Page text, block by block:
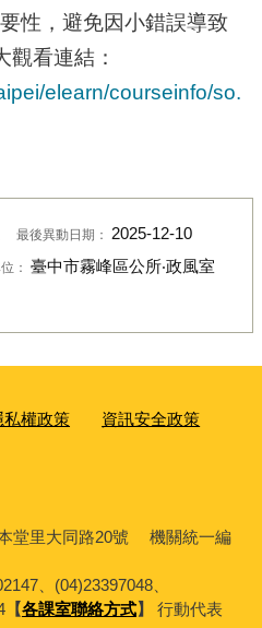
性，避免因小錯誤導致
觀看連結：
elearn/courseinfo/
最後異動日期： 2025-12-10
： 臺中市霧峰區公所‧政風室
私權政策 資訊安全政策
堂里大同路20號 機關統一編
、(04)23397048、
【各課室聯絡方式】
行動代表